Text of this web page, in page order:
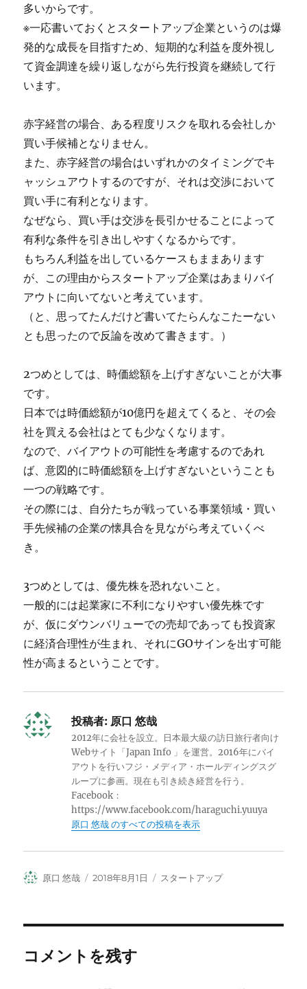
多いからです。
※一応書いておくとスタートアップ企業というのは爆
発的な成長を目指すため、短期的な利益を度外視し
て資金調達を繰り返しながら先行投資を継続して行
います。
赤字経営の場合、ある程度リスクを取れる会社しか
買い手候補となりません。
また、赤字経営の場合はいずれかのタイミングでキ
ャッシュアウトするのですが、それは交渉において
買い手に有利となります。
なぜなら、買い手は交渉を長引かせることによって
有利な条件を引き出しやすくなるからです。
もちろん利益を出しているケースもままあります
が、この理由からスタートアップ企業はあまりバイ
アウトに向いてないと考えています。
（と、思ってたんだけど書いてたらんなこたーない
とも思ったので反論を改めて書きます。）
2つめとしては、時価総額を上げすぎないことが大事
です。
日本では時価総額が10億円を超えてくると、その会
社を買える会社はとても少なくなります。
なので、バイアウトの可能性を考慮するのであれ
ば、意図的に時価総額を上げすぎないということも
一つの戦略です。
その際には、自分たちが戦っている事業領域・買い
手先候補の企業の懐具合を見ながら考えていくべ
き。
3つめとしては、優先株を恐れないこと。
一般的には起業家に不利になりやすい優先株です
が、仮にダウンバリューでの売却であっても投資家
に経済合理性が生まれ、それにGOサインを出す可能
性が高まるということです。
投稿者: 原口 悠哉
2012年に会社を設立。日本最大級の訪日旅行者向け
Webサイト「Japan Info 」を運営。2016年にバイ
アウトを行いフジ・メディア・ホールディングスグ
ループに参画。現在も引き続き経営を行う。
Facebook：
https://www.facebook.com/haraguchi.yuuya
原口 悠哉 のすべての投稿を表示
投
原口 悠哉
投
2018年8月1日
カ
スタートアップ
コメントを残す